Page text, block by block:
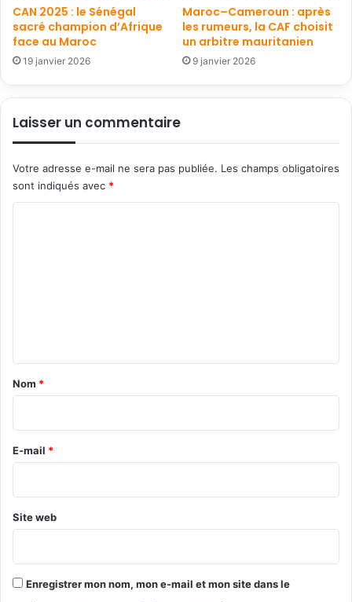
CAN 2025 : le Sénégal
sacré champion d’Afrique
face au Maroc
19 janvier 2026
Maroc–Cameroun : après
les rumeurs, la CAF choisit
un arbitre mauritanien
9 janvier 2026
Laisser un commentaire
Votre adresse e-mail ne sera pas publiée. Les champs obligatoires
sont indiqués avec *
a
r
e
Nom *
E-mail *
Site web
Enregistrer mon nom, mon e-mail et mon site dans le